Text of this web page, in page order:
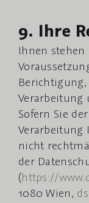
9. Ihre
Ihnen stehen
Verarbeitung
Sofern Sie
Verarbeitung
nicht
der
(https://
1080 Wien,